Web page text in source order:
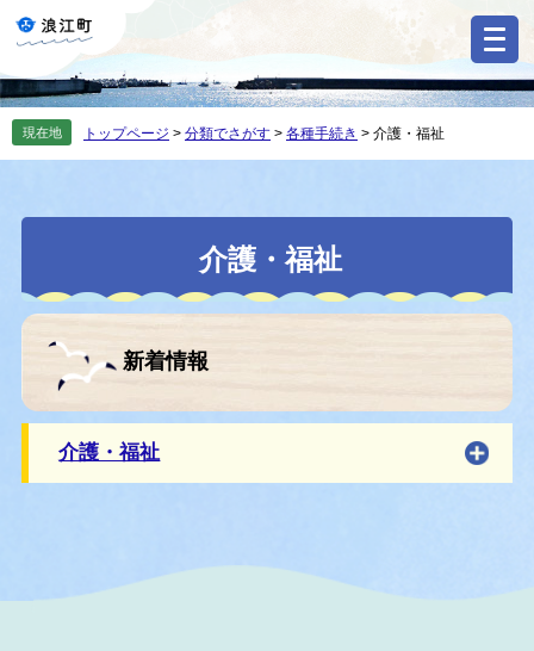
の
先
で
ー
を
ば
現在地 トップページ > 分類でさがす > 各種手続き > 介護・福祉
本
介護・福祉
新着情報
介護・福祉